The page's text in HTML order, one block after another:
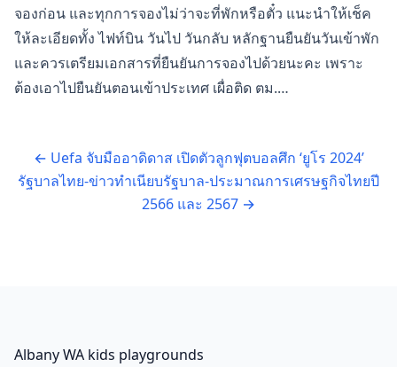
จองก่อน และทุกการจองไม่ว่าจะที่พักหรือตั๋ว แนะนำให้เช็ค
ให้ละเอียดทั้ง ไฟท์บิน วันไป วันกลับ หลักฐานยืนยันวันเข้าพัก
และควรเตรียมเอกสารที่ยืนยันการจองไปด้วยนะคะ เพราะ
ต้องเอาไปยืนยันตอนเข้าประเทศ เผื่อติด ตม.…
← Uefa จับมืออาดิดาส เปิดตัวลูกฟุตบอลศึก ‘ยูโร 2024’
รัฐบาลไทย-ข่าวทำเนียบรัฐบาล-ประมาณการเศรษฐกิจไทยปี
2566 และ 2567 →
Albany WA kids playgrounds